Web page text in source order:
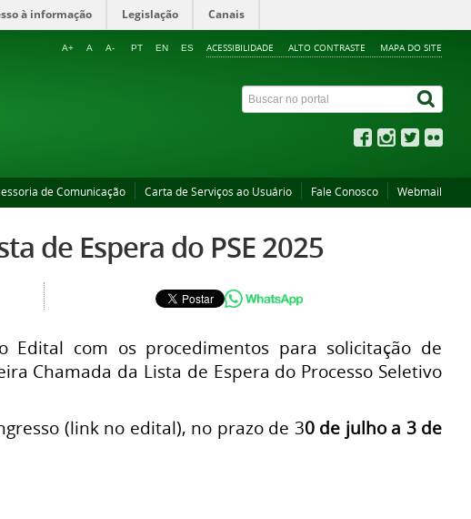
à informação Legislação Canais
ACESSIBILIDADE ALTO CONTRASTE MAPA DO SITE
A+ A A- PT EN ES
de Comunicação Carta de Serviços ao Usuário Fale Conosco Webmail
de Espera do PSE 2025
Edital com os procedimentos para solicitação de
Chamada da Lista de Espera do Processo Seletivo
(link no edital), no prazo de 30 de julho a 3 de